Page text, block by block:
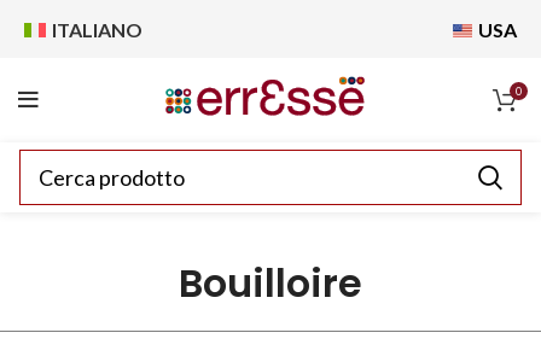
ITALIANO USA
0
Bouilloire